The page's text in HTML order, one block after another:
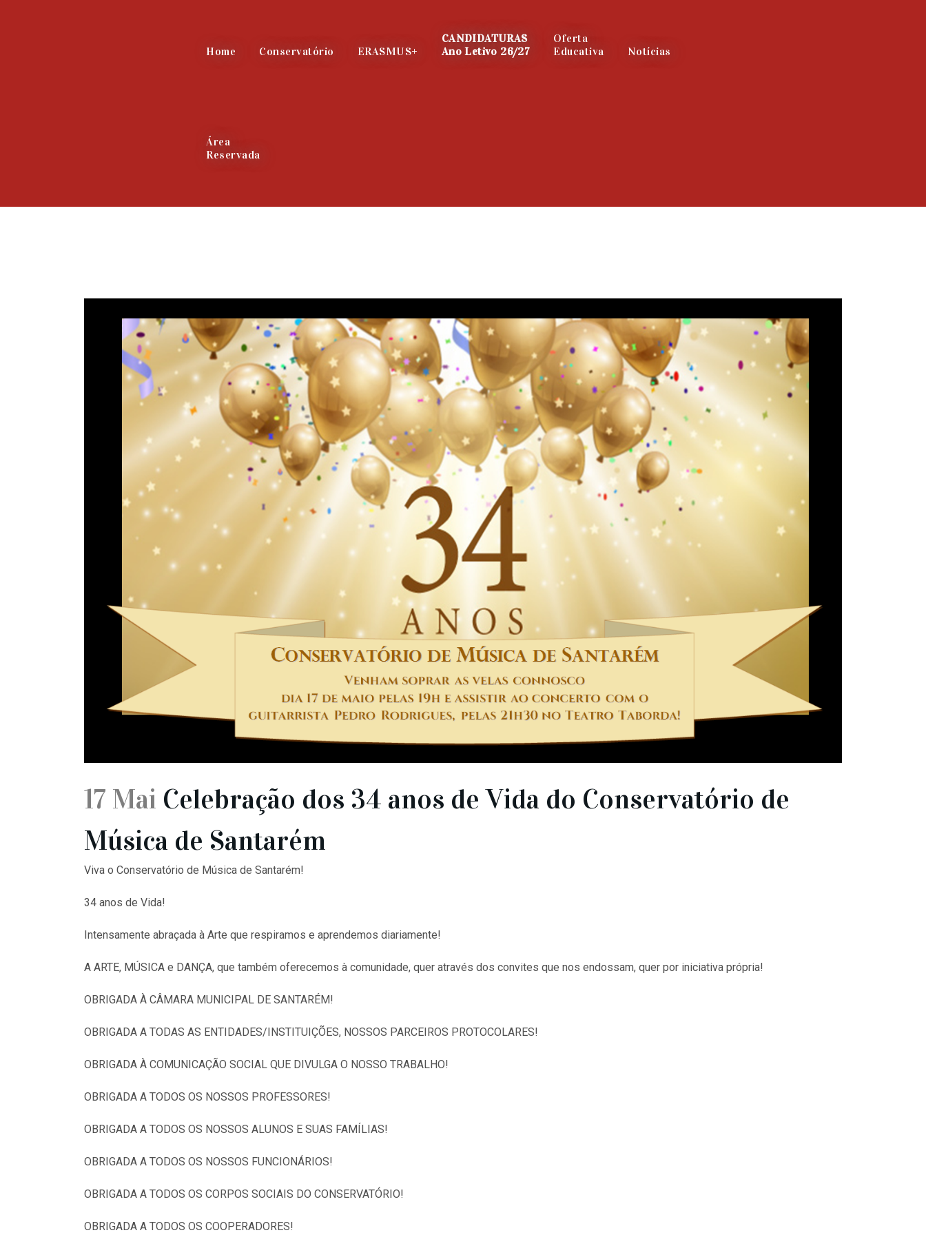
Home Conservatório ERASMUS+
CANDIDATURAS
Ano Letivo 26/27
Oferta
Educativa
Notícias
Área
Reservada
17 Mai Celebração dos 34 anos de Vida do Conservatório de
Música de Santarém
Viva o Conservatório de Música de Santarém!
34 anos de Vida!
Intensamente abraçada à Arte que respiramos e aprendemos diariamente!
A ARTE, MÚSICA e DANÇA, que também oferecemos à comunidade, quer através dos convites que nos endossam, quer por iniciativa própria!
OBRIGADA À CÂMARA MUNICIPAL DE SANTARÉM!
OBRIGADA A TODAS AS ENTIDADES/INSTITUIÇÕES, NOSSOS PARCEIROS PROTOCOLARES!
OBRIGADA À COMUNICAÇÃO SOCIAL QUE DIVULGA O NOSSO TRABALHO!
OBRIGADA A TODOS OS NOSSOS PROFESSORES!
OBRIGADA A TODOS OS NOSSOS ALUNOS E SUAS FAMÍLIAS!
OBRIGADA A TODOS OS NOSSOS FUNCIONÁRIOS!
OBRIGADA A TODOS OS CORPOS SOCIAIS DO CONSERVATÓRIO!
OBRIGADA A TODOS OS COOPERADORES!